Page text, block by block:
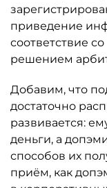
приведение
соответствие
решением
Добавим, что
достаточно
развивается:
деньги, а
способов их
приём, как